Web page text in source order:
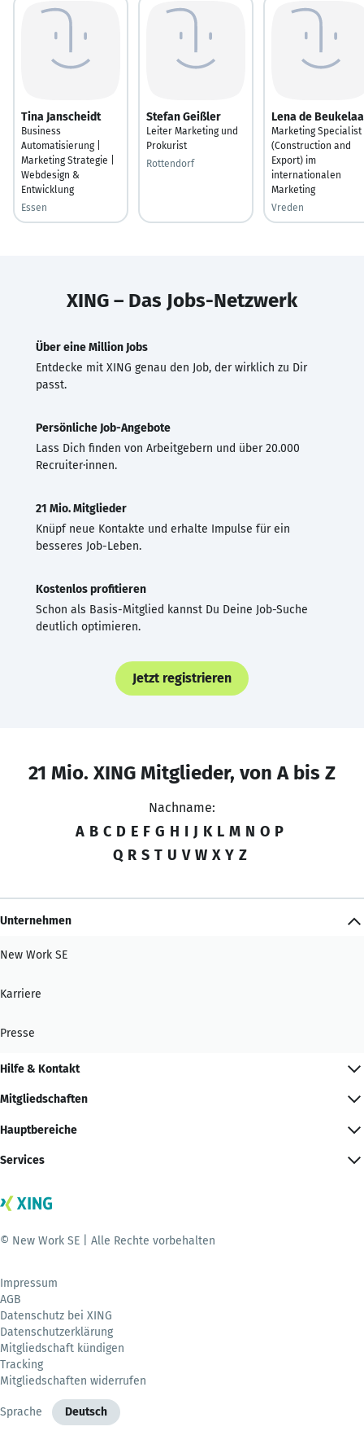
Tina Janscheidt
Business
Automatisierung |
Marketing Strategie |
Webdesign &
Entwicklung
Essen
Stefan Geißler
Leiter Marketing und
Prokurist
Rottendorf
Lena de
Marketing Specialist
(Construction and
Export) im
internationalen
Marketing
Vreden
XING – Das Jobs-Netzwerk
Über eine Million Jobs
Entdecke mit XING genau den Job, der wirklich zu Dir
passt.
Persönliche Job-Angebote
Lass Dich finden von Arbeitgebern und über 20.000
Recruiter·innen.
21 Mio. Mitglieder
Knüpf neue Kontakte und erhalte Impulse für ein
besseres Job-Leben.
Kostenlos profitieren
Schon als Basis-Mitglied kannst Du Deine Job-Suche
deutlich optimieren.
Jetzt registrieren
21 Mio. XING Mitglieder, von A bis Z
Nachname:
A B C D E F G H I J K L M N O P
Q R S T U V W X Y Z
Unternehmen
New Work SE
Karriere
Presse
Hilfe & Kontakt
Mitgliedschaften
Hauptbereiche
Services
© New Work SE | Alle Rechte vorbehalten
Impressum
AGB
Datenschutz bei XING
Datenschutzerklärung
Mitgliedschaft kündigen
Tracking
Mitgliedschaften widerrufen
Sprache Deutsch